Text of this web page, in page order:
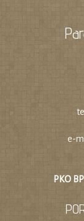
e-
PKO